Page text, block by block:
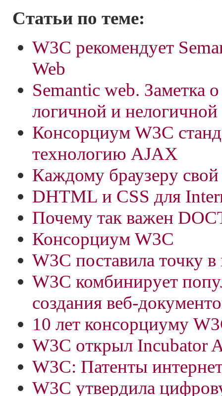
Статьи по теме:
W3C рекомендует
Web
Semantic web. Заметка о
логичной и нелогичной
Консорциум W3C
технологию AJAX
Каждому браузеру свой
DHTML и CSS для
Почему так важен
Консорциум W3C
W3C поставила точку
W3C комбинирует
создания веб-
10 лет консорциуму
W3C открыл Incubator
W3C: Патенты
W3C утвердила